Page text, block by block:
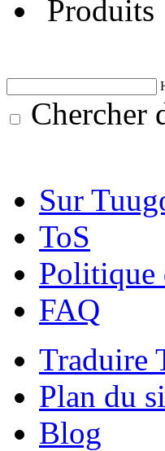
Produits
Chercher
Sur
ToS
Politique
FAQ
Traduire
Plan du
Blog